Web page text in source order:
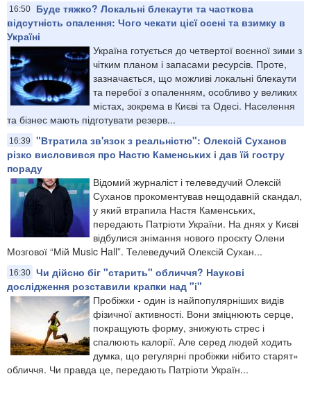
16:50
Буде тяжко? Локальні блекаути та часткова
відсутність опалення: Чого чекати цієї осені та взимку в
Україні
Україна готується до четвертої воєнної зими з
чітким планом і запасами ресурсів. Проте,
зазначається, що можливі локальні блекаути
та перебої з опаленням, особливо у великих
містах, зокрема в Києві та Одесі. Населення
та бізнес мають підготувати резерв...
16:39
"Втратила зв'язок з реальністю": Олексій Суханов
різко висловився про Настю Каменських і дав їй гостру
пораду
Відомий журналіст і телеведучий Олексій
Суханов прокоментував нещодавній скандал,
у який втрапила Настя Каменських,
передають Патріоти України. На днях у Києві
відбулися знімання нового проєкту Олени
Мозгової “Мій Music Hall”. Телеведучий Олексій Сухан...
16:30 Чи дійсно біг "старить" обличчя? Наукові
дослідження розставили крапки над "і"
Пробіжки - один із найпопулярніших видів
фізичної активності. Вони зміцнюють серце,
покращують форму, знижують стрес і
спалюють калорії. Але серед людей ходить
думка, що регулярні пробіжки нібито старят»
обличчя. Чи правда це, передають Патріоти Україн...